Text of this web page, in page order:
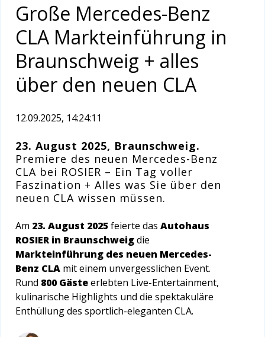
Große Mercedes-Benz
CLA Markteinführung in
Braunschweig + alles
über den neuen CLA
12.09.2025, 14:24:11
23. August 2025, Braunschweig.
Premiere des neuen Mercedes-Benz
CLA bei ROSIER – Ein Tag voller
Faszination + Alles was Sie über den
neuen CLA wissen müssen.
Am 23. August 2025 feierte das Autohaus
ROSIER in Braunschweigdie
Markteinführung des neuen Mercedes-
Benz CLA mit einem unvergesslichen Event.
Rund 800 Gästeerlebten Live-Entertainment,
kulinarische Highlights und die spektakuläre
Enthüllung des sportlich-eleganten CLA.